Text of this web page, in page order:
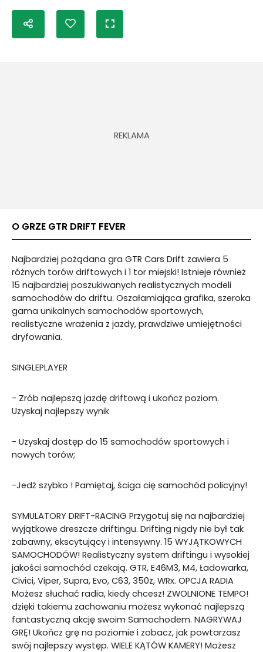
O GRZE GTR DRIFT FEVER
Najbardziej pożądana gra GTR Cars Drift zawiera 5
różnych torów driftowych i 1 tor miejski! Istnieje również
15 najbardziej poszukiwanych realistycznych modeli
samochodów do driftu. Oszałamiająca grafika, szeroka
gama unikalnych samochodów sportowych,
realistyczne wrażenia z jazdy, prawdziwe umiejętności
dryfowania.
SINGLEPLAYER
- Zrób najlepszą jazdę driftową i ukończ poziom.
Uzyskaj najlepszy wynik
- Uzyskaj dostęp do 15 samochodów sportowych i
nowych torów;
-Jedź szybko ! Pamiętaj, ściga cię samochód policyjny!
SYMULATORY DRIFT-RACING Przygotuj się na najbardziej
wyjątkowe dreszcze driftingu. Drifting nigdy nie był tak
zabawny, ekscytujący i intensywny. 15 WYJĄTKOWYCH
SAMOCHODÓW! Realistyczny system driftingu i wysokiej
jakości samochód czekają. GTR, E46M3, M4, Ładowarka,
Civici, Viper, Supra, Evo, C63, 350z, WRx. OPCJA RADIA
Możesz słuchać radia, kiedy chcesz! ZWOLNIONE TEMPO!
dzięki takiemu zachowaniu możesz wykonać najlepszą
fantastyczną akcję swoim Samochodem. NAGRYWAJ
GRĘ! Ukończ grę na poziomie i zobacz, jak powtarzasz
swój najlepszy występ. WIELE KĄTÓW KAMERY! Możesz